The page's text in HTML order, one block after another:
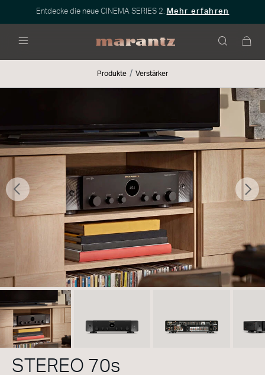
Entdecke die neue CINEMA SERIES 2. Mehr erfahren
Produkte Verstärker
Zurück
STEREO 70s